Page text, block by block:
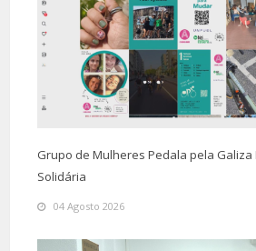
Grupo de Mulheres Pedala pela Galiza
Solidária
04 Agosto 2026